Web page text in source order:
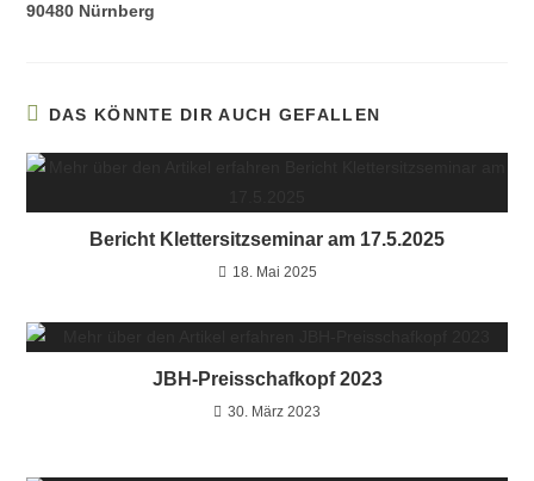
90480 Nürnberg
DAS KÖNNTE DIR AUCH GEFALLEN
Bericht Klettersitzseminar am 17.5.2025
18. Mai 2025
JBH-Preisschafkopf 2023
30. März 2023